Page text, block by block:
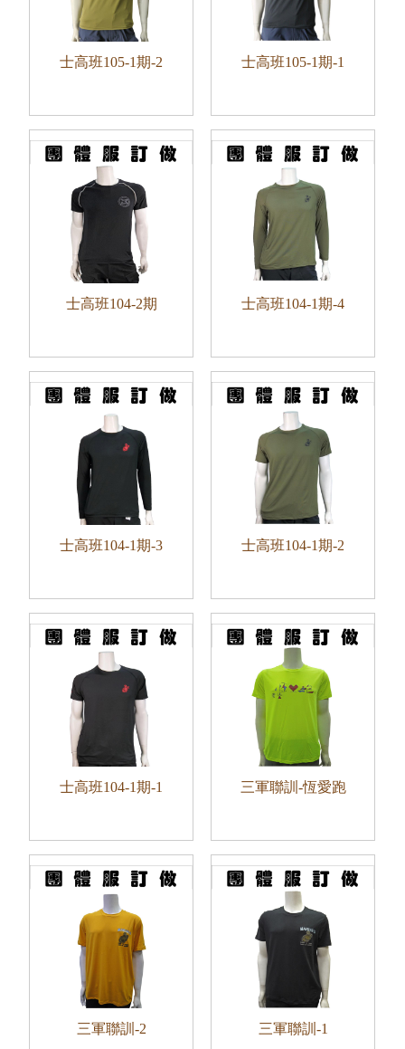
士高班105-1期-2 士高班105-1期-1
士高班104-2期 士高班104-1期-4
士高班104-1期-3 士高班104-1期-2
士高班104-1期-1 三軍聯訓-恆愛跑
三軍聯訓-2 三軍聯訓-1